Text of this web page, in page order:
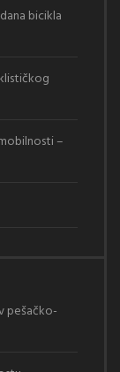
bicikla
–
pešačko-